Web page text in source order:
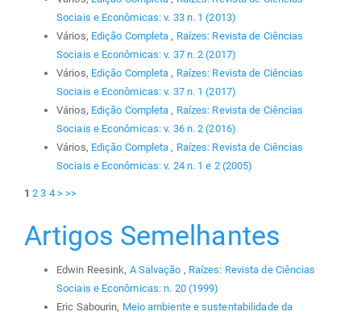
Sociais e Econômicas: v. 33 n. 1 (2013)
Vários, Edição Completa , Raízes: Revista de Ciências
Sociais e Econômicas: v. 37 n. 2 (2017)
Vários, Edição Completa , Raízes: Revista de Ciências
Sociais e Econômicas: v. 37 n. 1 (2017)
Vários, Edição Completa , Raízes: Revista de Ciências
Sociais e Econômicas: v. 36 n. 2 (2016)
Vários, Edição Completa , Raízes: Revista de Ciências
Sociais e Econômicas: v. 24 n. 1 e 2 (2005)
1 2 3 4 > >>
Artigos Semelhantes
Edwin Reesink, A Salvação , Raízes: Revista de Ciências
Sociais e Econômicas: n. 20 (1999)
Eric Sabourin, Meio ambiente e sustentabilidade da